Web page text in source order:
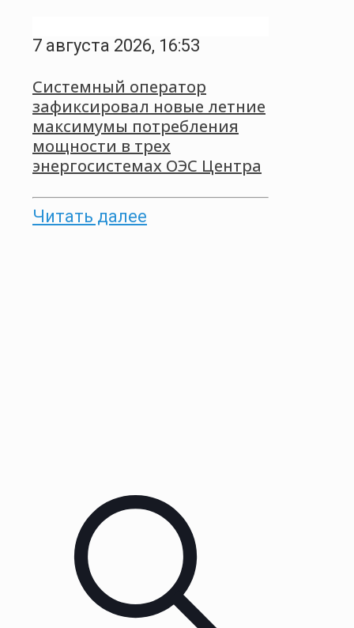
7 августа 2026, 16:53
Системный оператор
зафиксировал новые летние
максимумы потребления
мощности в трех
энергосистемах ОЭС Центра
Читать далее